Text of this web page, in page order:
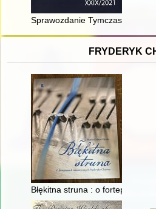
Sprawozdanie Tymczasowego
FRYDERYK
Błękitna struna : o